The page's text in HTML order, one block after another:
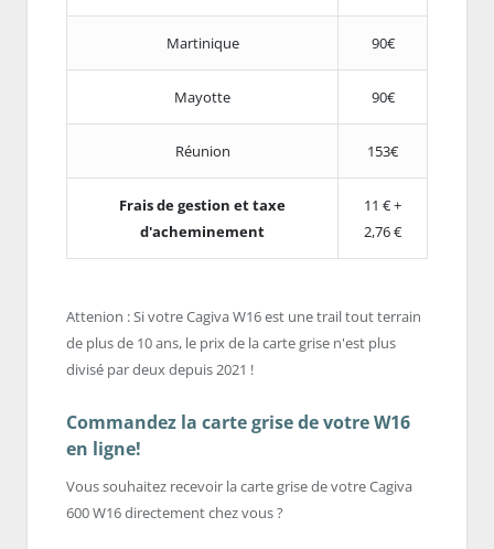
Martinique 90€
Mayotte 90€
Réunion 153€
Frais de gestion et taxe
d'acheminement
11 € +
2,76 €
Attenion : Si votre Cagiva W16 est une trail tout terrain
de plus de 10 ans, le prix de la carte grise n'est plus
divisé par deux depuis 2021 !
Commandez la carte grise de votre W16
en ligne!
Vous souhaitez recevoir la carte grise de votre Cagiva
600 W16 directement chez vous ?